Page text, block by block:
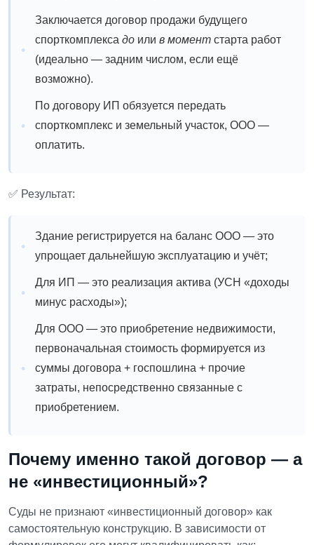
Заключается договор продажи будущего
спорткомплекса до или в момент старта работ
(идеально — задним числом, если ещё
возможно).
По договору ИП обязуется передать
спорткомплекс и земельный участок, ООО —
оплатить.
✅ Результат:
Здание регистрируется на баланс ООО — это
упрощает дальнейшую эксплуатацию и учёт;
Для ИП — это реализация актива (УСН «доходы
минус расходы»);
Для ООО — это приобретение недвижимости,
первоначальная стоимость формируется из
суммы договора + госпошлина + прочие
затраты, непосредственно связанные с
приобретением.
Почему именно такой договор — а
не «инвестиционный»?
Суды не признают «инвестиционный договор» как
самостоятельную конструкцию. В зависимости от